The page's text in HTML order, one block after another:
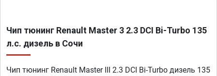
Чип тюнинг Renault Master 3 2.3 DCI Bi-Turbo 135
л.с. дизель в Сочи
Чип тюнинг Renault Master III 2.3 DCI Bi-Turbo дизель 135